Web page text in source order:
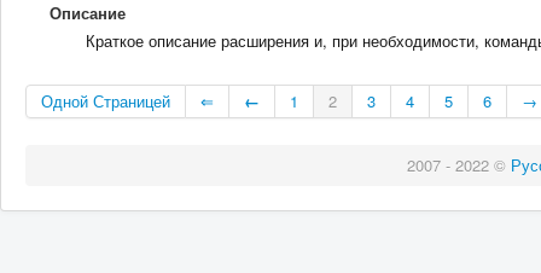
Описание
Краткое описание расширения и, при необходимости,
Одной Страницей ⇐ ← 1 2 3 4 5 6 →
2007 - 2022 ©